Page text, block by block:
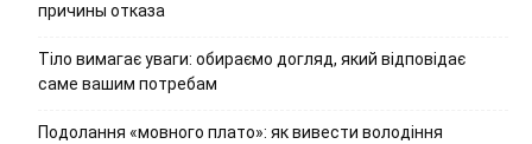
причины отказа
Тіло вимагає уваги: обираємо догляд, який відповідає
саме вашим потребам
Подолання «мовного плато»: як вивести володіння